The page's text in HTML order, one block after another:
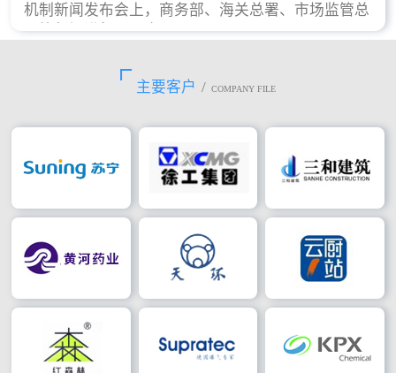
机制新闻发布会上，商务部、海关总署、市场监管总
局等部门进行了回应。
主要客户 / COMPANY FILE